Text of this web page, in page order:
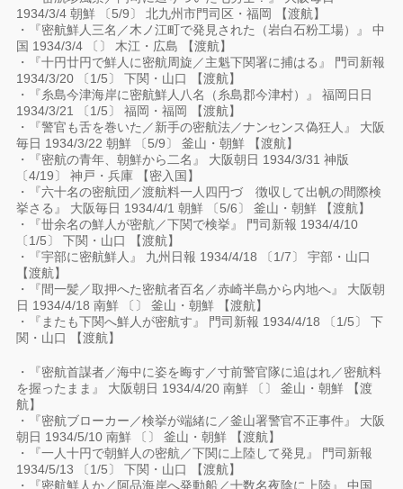
1934/3/4 朝鮮 〔5/9〕 北九州市門司区・福岡 【渡航】
・『密航鮮人三名／木ノ江町で発見された（岩白石粉工場）』 中
国 1934/3/4 〔〕 木江・広島 【渡航】
・『十円廿円で鮮人に密航周旋／主魁下関署に捕はる』 門司新報
1934/3/20 〔1/5〕 下関・山口 【渡航】
・『糸島今津海岸に密航鮮人八名（糸島郡今津村）』 福岡日日
1934/3/21 〔1/5〕 福岡・福岡 【渡航】
・『警官も舌を巻いた／新手の密航法／ナンセンス偽狂人』 大阪
毎日 1934/3/22 朝鮮 〔5/9〕 釜山・朝鮮 【渡航】
・『密航の青年、朝鮮から二名』 大阪朝日 1934/3/31 神版
〔4/19〕 神戸・兵庫 【密入国】
・『六十名の密航団／渡航料一人四円づゝ徴収して出帆の間際検
挙さる』 大阪毎日 1934/4/1 朝鮮 〔5/6〕 釜山・朝鮮 【渡航】
・『丗余名の鮮人が密航／下関で検挙』 門司新報 1934/4/10
〔1/5〕 下関・山口 【渡航】
・『宇部に密航鮮人』 九州日報 1934/4/18 〔1/7〕 宇部・山口
【渡航】
・『間一髪／取押へた密航者百名／赤崎半島から内地へ』 大阪朝
日 1934/4/18 南鮮 〔〕 釜山・朝鮮 【渡航】
・『またも下関へ鮮人が密航す』 門司新報 1934/4/18 〔1/5〕 下
関・山口 【渡航】
・『密航首謀者／海中に姿を晦す／寸前警官隊に追はれ／密航料
を握ったまま』 大阪朝日 1934/4/20 南鮮 〔〕 釜山・朝鮮 【渡
航】
・『密航ブローカー／検挙が端緒に／釜山署警官不正事件』 大阪
朝日 1934/5/10 南鮮 〔〕 釜山・朝鮮 【渡航】
・『一人十円で朝鮮人の密航／下関に上陸して発見』 門司新報
1934/5/13 〔1/5〕 下関・山口 【渡航】
・『密航鮮人か／阿品海岸へ発動船／十数名夜陰に上陸』 中国